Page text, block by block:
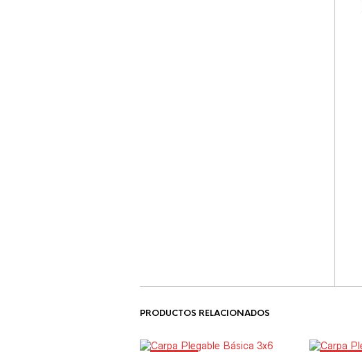
PRODUCTOS RELACIONADOS